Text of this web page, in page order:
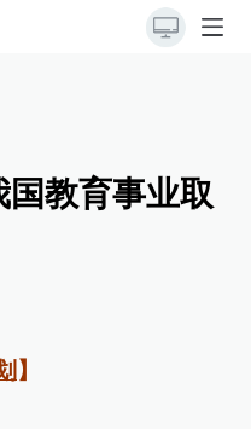
国教育事业取
】